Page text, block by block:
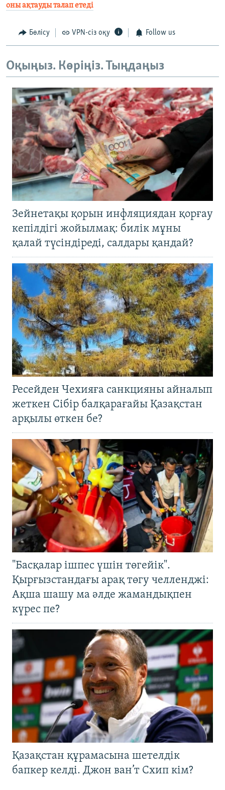
оны ақтауды талап етеді
Бөлісу VPN-сіз оқу Follow us
Оқыңыз. Көріңіз. Тыңдаңыз
Зейнетақы қорын инфляциядан қорғау
кепілдігі жойылмақ: билік мұны
қалай түсіндіреді, салдары қандай?
Ресейден Чехияға санкцияны айналып
жеткен Сібір балқарағайы Қазақстан
арқылы өткен бе?
"Басқалар ішпес үшін төгейік".
Қырғызстандағы арақ төгу челленджі:
Ақша шашу ма әлде жамандықпен
күрес пе?
Қазақстан құрамасына шетелдік
бапкер келді. Джон ван’т Схип кім?